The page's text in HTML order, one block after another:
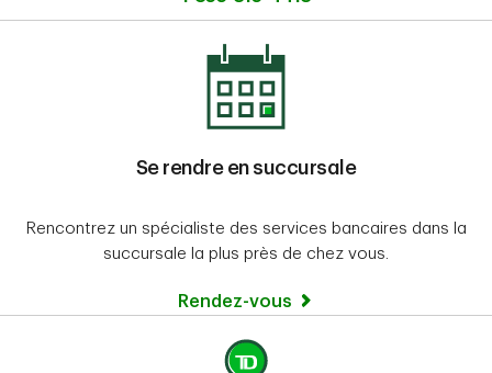
Se rendre en succursale
Rencontrez un spécialiste des services bancaires dans la
succursale la plus près de chez vous.
Rendez-vous